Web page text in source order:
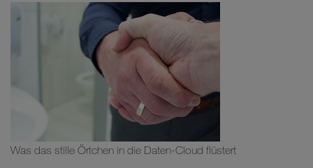
Was das stille Örtchen in die Daten-Cloud flüstert